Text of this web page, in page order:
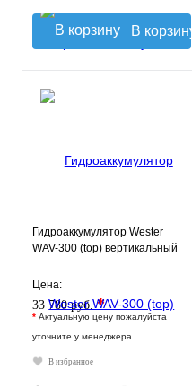
В корзину
Гидроаккумулятор Wester
WAV-300 (top) вертикальный
Цена:
33 780 руб.*
* Актуальную цену пожалуйста
уточните у менеджера
В избранное